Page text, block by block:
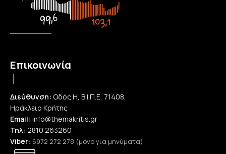
Επικοινωνία
Διεύθυνση: Οδός Η, Β.Ι.Π.Ε, 71408,
Ηράκλειο Κρήτης
Email: info@themakritis.gr
Τηλ: 2810 263260
Viber: 6972 272 278 (μόνο για μηνύματα)